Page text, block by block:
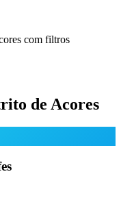
com filtros
de Acores